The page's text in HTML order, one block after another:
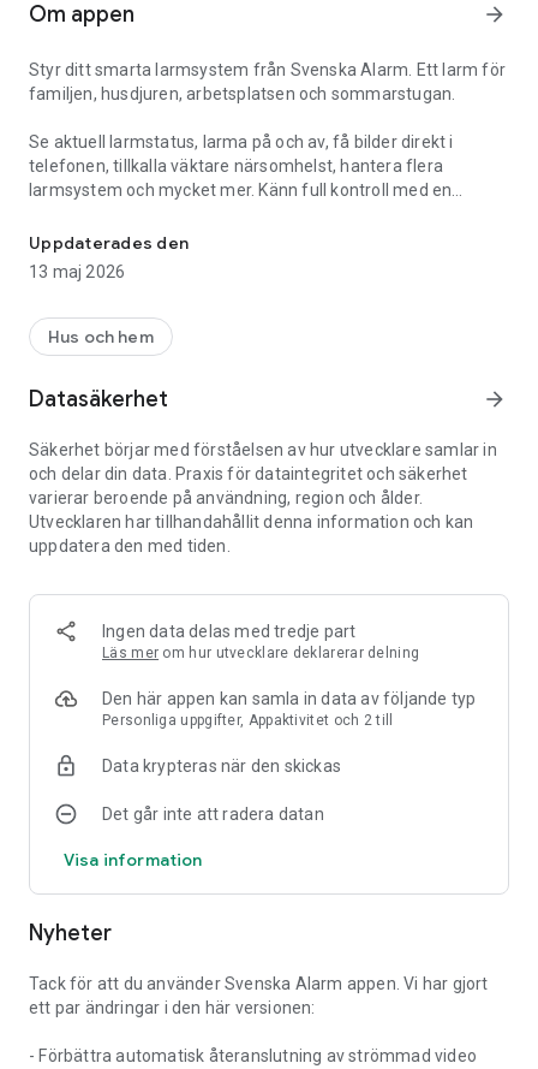
Om appen arrow_forward
Styr ditt smarta larmsystem från Svenska Alarm. Ett larm för
familjen, husdjuren, arbetsplatsen och sommarstugan.
Se aktuell larmstatus, larma på och av, få bilder direkt i
telefonen, tillkalla väktare närsomhelst, hantera flera
larmsystem och mycket mer. Känn full kontroll med en
UTMÄRKANDE FUNKTIONER
- Larma på och av, både hela larmsystemet och skalskydd
- Se om larmet är på- eller avlarmat och status för
- Se när barnen kommer hem från skolan med exakta
- Se orsak till utlöst larm. Larmsystemets sensorer känner av
om det handlarom inbrott, brand, värme, strömavbrott eller
fukt
- Uppkopplad mot certifierad larmcentral
- Tillkalla väktare närsomhelst till huset eller arbetsplatsen
- Möjlighet till åtta användare – familj, granne eller kollega
- Hantera flera larmsystem i samma app – hem, fritidshus
och arbetsplats
- Fungerar till alla Svenska Alarms moderna larmsystem
Svenska Alarm är medlem i branschorganisationen
certifierat larmbolag av Svensk Brand- och
Stöldskyddsföreningen
Uppdaterades den
13 maj 2026
Hus och hem
Datasäkerhet arrow_forward
Säkerhet börjar med förståelsen av hur utvecklare samlar in
och delar din data. Praxis för dataintegritet och säkerhet
varierar beroende på användning, region och ålder.
Utvecklaren har tillhandahållit denna information och kan
uppdatera den med tiden.
Ingen data delas med tredje part
Läs mer om hur utvecklare deklarerar delning
Den här appen kan samla in data av följande typ
Personliga uppgifter, Appaktivitet och 2 till
Data krypteras när den skickas
Det går inte att radera datan
Visa information
Nyheter
Tack för att du använder Svenska Alarm appen. Vi har gjort
ett par ändringar i den här versionen:
- Förbättra automatisk återanslutning av strömmad video